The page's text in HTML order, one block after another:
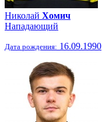
Николай Хомич
Нападающий
Дата рождения: 16.09.1990